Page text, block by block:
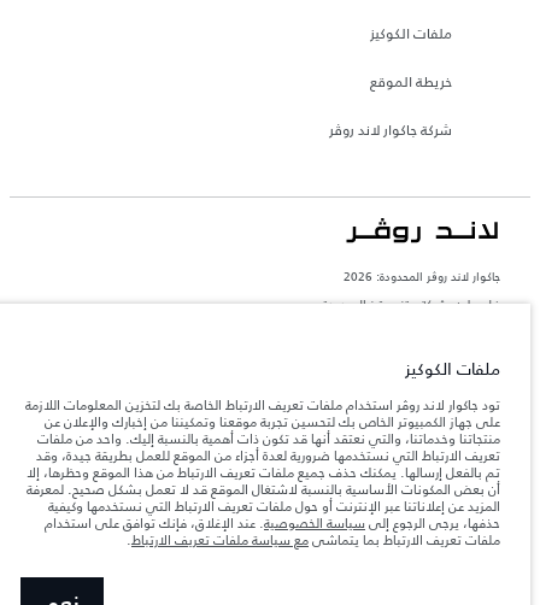
ملفات الكوكيز
خريطة الموقع
شركة جاكوار لاند روڤر
جاكوار لاند روڨر المحدودة: 2026
فلسطين, شركة ريتز موترز المحدودة
والحد الأقصى لأحمال المحور عند تحميل السيارة بالإكسسوارات والركاب والسوائل والوقود
المعلومات والمواصفات والأسعار والألوان المذكورة على هذا الموقع قد تختلف من بلد إلى
آخر، كما أنّها قد تتغير بدون إشعار مسبق. الرجاء التواصل مع وكيلنا المحلي للتأكد من توفّرها
والتحقق من الأسعار.
ملاحظة مهمة حول الصور والمواصفات. إن النقص العالمي في أشباه الموصلات يؤثر حاليًا
في مواصفات تصميم السيارات وتوفر الخيارات وتوقيتات التصاميم. هذا ظرف ديناميكي
للغاية، ونتيجة لذلك، قد لا تمثّل الصور المستخدَمة ضمن موقع الويب حاليًا المواصفات الحالية
بالكامل بالنسبة إلى الميزات والخيارات والحلية ومجموعات الألوان. يرجى استشارة وكيلك الذي
ملفات الكوكيز
تود جاكوار لاند روڤر استخدام ملفات تعريف الارتباط الخاصة بك لتخزين المعلومات اللازمة
على جهاز الكمبيوتر الخاص بك لتحسين تجربة موقعنا وتمكيننا من إخبارك والإعلان عن
منتجاتنا وخدماتنا، والتي نعتقد أنها قد تكون ذات أهمية بالنسبة إليك. واحد من ملفات
تعريف الارتباط التي نستخدمها ضرورية لعدة أجزاء من الموقع للعمل بطريقة جيدة، وقد
تم بالفعل إرسالها. يمكنك حذف جميع ملفات تعريف الارتباط من هذا الموقع وحظرها، إلا
أن بعض المكونات الأساسية بالنسبة لاشتغال الموقع قد لا تعمل بشكل صحيح. لمعرفة
المزيد عن إعلاناتنا عبر الإنترنت أو حول ملفات تعريف الارتباط التي نستخدمها وكيفية
حذفها، يرجى الرجوع إلى سياسة الخصوصية. عند الإغلاق، فإنك توافق على استخدام
ملفات تعريف الارتباط بما يتماشىمع سياسة ملفات تعريف الارتباط.